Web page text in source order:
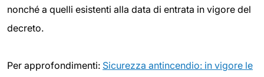
nonché a quelli esistenti alla data di entrata in vigore del
decreto.
Per approfondimenti: Sicurezza antincendio: in vigore le